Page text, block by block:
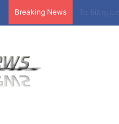
Breaking News